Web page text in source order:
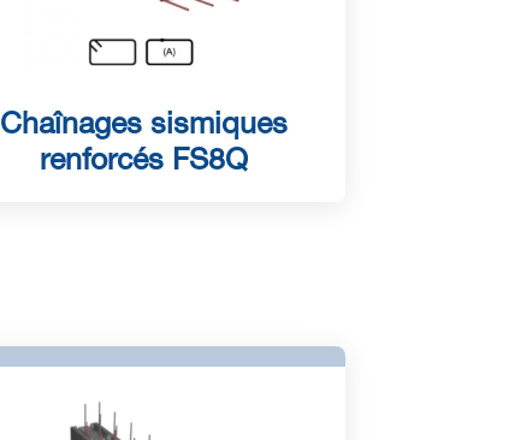
Chaînages sismiques
renforcés FS8Q